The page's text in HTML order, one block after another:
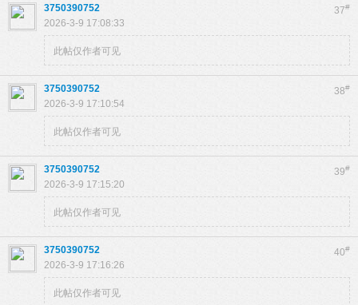
37#
3750390752
2026-3-9 17:08:33
此帖仅作者可见
38#
3750390752
2026-3-9 17:10:54
此帖仅作者可见
39#
3750390752
2026-3-9 17:15:20
此帖仅作者可见
40#
3750390752
2026-3-9 17:16:26
此帖仅作者可见